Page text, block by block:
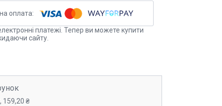
платежі. Тепер ви можете купити
сайту.
159,20 ₴